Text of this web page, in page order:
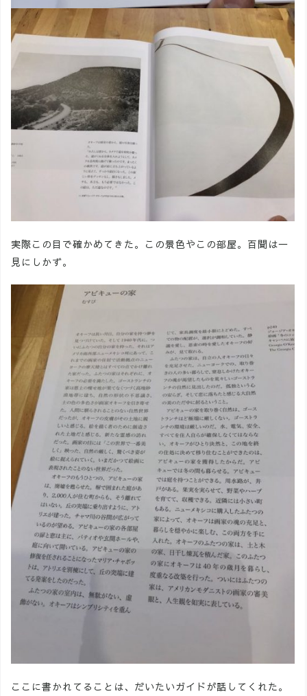
実際この目で確かめてきた。この景色やこの部屋。百聞は一
見にしかず。
ここに書かれてることは、だいたいガイドが話してくれた。